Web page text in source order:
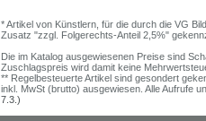
* Artikel von Künstlern, für die durch die VG
Zusatz "zzgl. Folgerechts-Anteil 2,5%"
Die im Katalog ausgewiesenen Preise sind
Zuschlagspreis wird damit keine
** Regelbesteuerte Artikel sind gesondert
inkl. MwSt (brutto) ausgewiesen. Alle Aufrufe
7.3.)